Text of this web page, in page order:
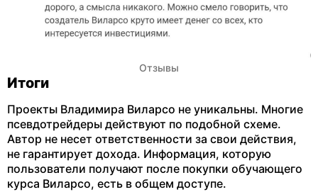
Отзывы
Итоги
Проекты Владимира Виларсо не уникальны. Многие
псевдотрейдеры действуют по подобной схеме.
Автор не несет ответственности за свои действия,
не гарантирует дохода. Информация, которую
пользователи получают после покупки обучающего
курса Виларсо, есть в общем доступе.